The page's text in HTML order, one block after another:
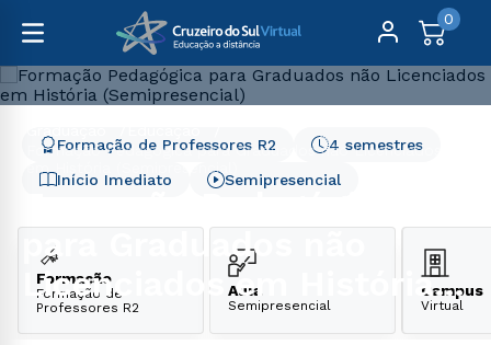
0
Formação Pedagógica para Graduados não Licenciados
em História (Semipresencial)
para Graduados não
Licenciados em História
(Semipresencial)
Início Imediato
4 semestres
Formação de Professores R2
Semipresencial
Formação
Formação de
Professores R2
Aula
Semipresencial
Campus
Virtual